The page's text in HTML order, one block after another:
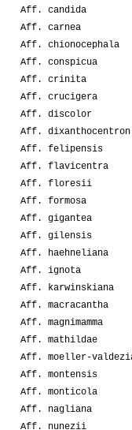
Aff. candida
Aff. carnea
Aff. chionocephala
Aff. conspicua
Aff. crinita
Aff. crucigera
Aff. discolor
Aff. dixanthocentron
Aff. felipensis
Aff. flavicentra
Aff. floresii
Aff. formosa
Aff. gigantea
Aff. gilensis
Aff. haehneliana
Aff. ignota
Aff. karwinskiana
Aff. macracantha
Aff. magnimamma
Aff. mathildae
Aff. moeller-
Aff. montensis
Aff. monticola
Aff. nagliana
Aff. nunezii